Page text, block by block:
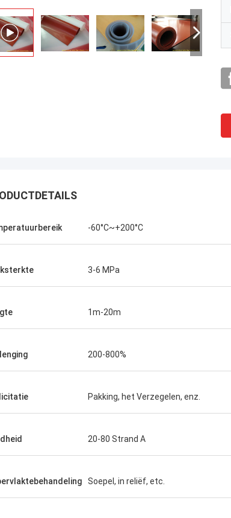
-60°C~+200°C
3-6 MPa
1m-20m
200-800%
Pakking, het Verzegelen, enz.
20-80 Strand A
Soepel, in reliëf, etc.